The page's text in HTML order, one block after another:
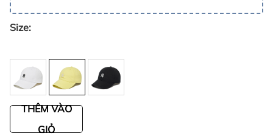
Size:
THÊM VÀO
GIỎ